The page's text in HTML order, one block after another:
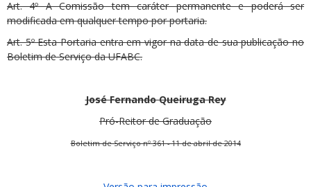
Art. 4º A Comissão tem caráter permanente e poderá ser
modificada em qualquer tempo por portaria.
Art. 5º Esta Portaria entra em vigor na data de sua publicação no
Boletim de Serviço da UFABC.
José Fernando Queiruga Rey
Pró-Reitor de Graduação
Boletim de Serviço nº 361 - 11 de abril de 2014